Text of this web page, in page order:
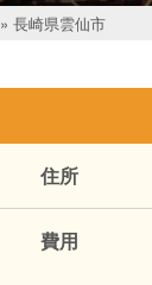
» 長崎県雲仙市
住所
費用